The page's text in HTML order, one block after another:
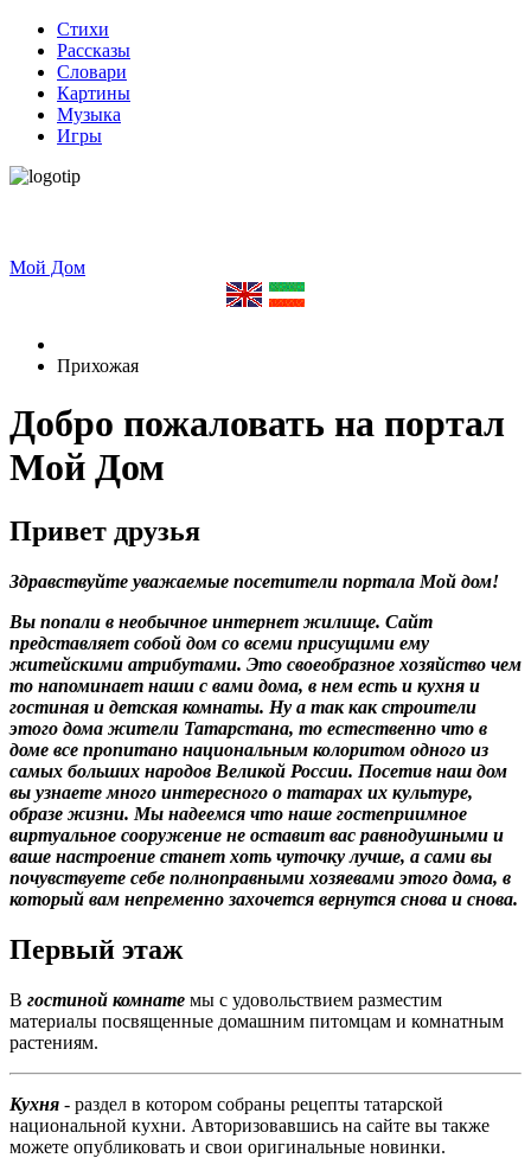
Стихи
Рассказы
Словари
Картины
Музыка
Игры
Мой Дом
Прихожая
Добро пожаловать на портал
Мой Дом
Привет друзья
Здравствуйте уважаемые посетители портала Мой дом!
Вы попали в необычное интернет жилище. Сайт
представляет собой дом со всеми присущими ему
житейскими атрибутами. Это своеобразное хозяйство чем
то напоминает наши с вами дома, в нем есть и кухня и
гостиная и детская комнаты. Ну а так как строители
этого дома жители Татарстана, то естественно что в
доме все пропитано национальным колоритом одного из
самых больших народов Великой России. Посетив наш дом
вы узнаете много интересного о татарах их культуре,
образе жизни. Мы надеемся что наше гостеприимное
виртуальное сооружение не оставит вас равнодушными и
ваше настроение станет хоть чуточку лучше, а сами вы
почувствуете себе полноправными хозяевами этого дома, в
который вам непременно захочется вернутся снова и снова.
Первый этаж
В гостиной комнате мы с удовольствием разместим
материалы посвященные домашним питомцам и комнатным
растениям.
Кухня - раздел в котором собраны рецепты татарской
национальной кухни. Авторизовавшись на сайте вы также
можете опубликовать и свои оригинальные новинки.